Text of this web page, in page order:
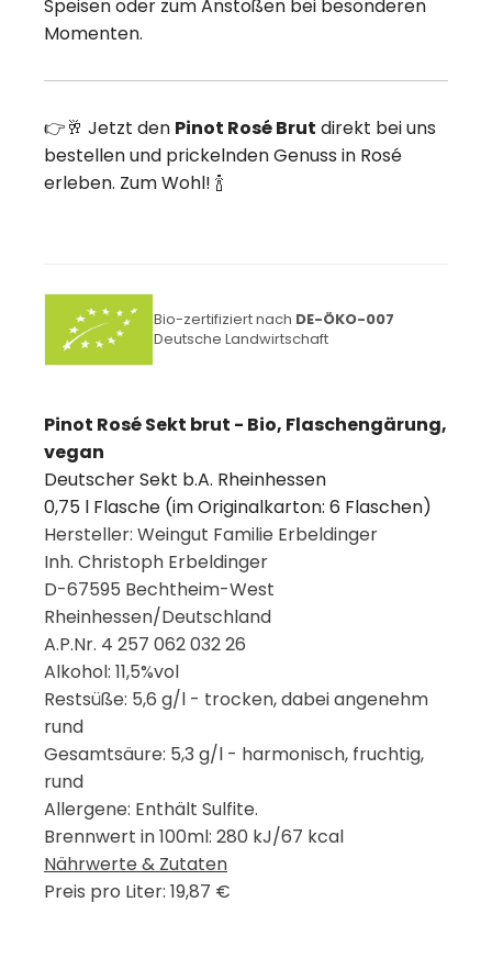
Speisen oder zum Anstoßen bei besonderen
Momenten.
👉🥂 Jetzt den Pinot Rosé Brut direkt bei uns
bestellen und prickelnden Genuss in Rosé
erleben. Zum Wohl! 🍾
Bio-zertifiziert nach DE-ÖKO-007
Deutsche Landwirtschaft
Pinot Rosé Sekt brut - Bio, Flaschengärung,
vegan
Deutscher Sekt b.A. Rheinhessen
0,75 l Flasche (im Originalkarton: 6 Flaschen)
Hersteller: Weingut Familie Erbeldinger
Inh. Christoph Erbeldinger
D-67595 Bechtheim-West
Rheinhessen/Deutschland
A.P.Nr. 4 257 062 032 26
Alkohol: 11,5%vol
Restsüße: 5,6 g/l - trocken, dabei angenehm
rund
Gesamtsäure: 5,3 g/l - harmonisch, fruchtig,
rund
Allergene: Enthält Sulfite.
Brennwert in 100ml: 280 kJ/67 kcal
Nährwerte & Zutaten
Preis pro Liter: 19,87 €